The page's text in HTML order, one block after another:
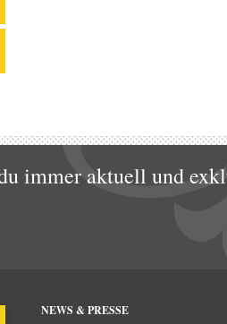
immer aktuell und
NEWS & PRESSE